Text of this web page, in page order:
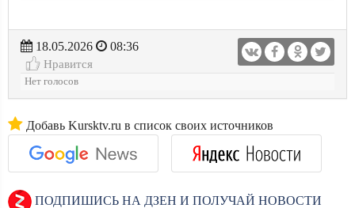
18.05.2026
08:36
Нравится
Нет голосов
Добавь Kursktv.ru в список своих источников
ПОДПИШИСЬ НА ДЗЕН И ПОЛУЧАЙ НОВОСТИ